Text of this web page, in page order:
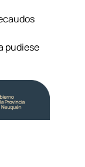
pudiese